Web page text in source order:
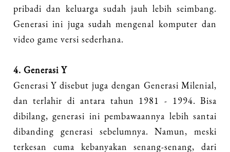
pribadi dan keluarga sudah jauh lebih seimbang.
Generasi ini juga sudah mengenal komputer dan
video game versi sederhana.
4. Generasi Y
Generasi Y disebut juga dengan Generasi Milenial,
dan terlahir di antara tahun 1981 - 1994. Bisa
dibilang, generasi ini pembawaannya lebih santai
dibanding generasi sebelumnya. Namun, meski
terkesan cuma kebanyakan senang-senang, dari